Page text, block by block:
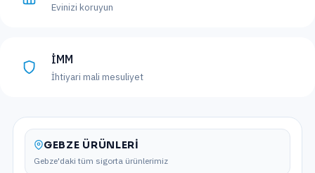
Evinizi koruyun
İMM
İhtiyari mali mesuliyet
GEBZE ÜRÜNLERI
Gebze'daki tüm sigorta ürünlerimiz